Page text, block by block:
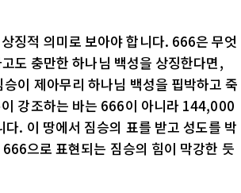
징적 의미로 보아야 합니다. 666은 무엇
도 충만한 하나님 백성을 상징한다면,
이 제아무리 하나님 백성을 핍박하고 죽
강조하는 바는 666이 아니라 144,000
. 이 땅에서 짐승의 표를 받고 성도를 박
으로 표현되는 짐승의 힘이 막강한 듯